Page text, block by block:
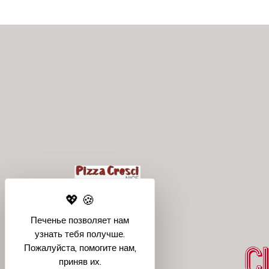
Печенье позволяет нам
узнать тебя получше.
Пожалуйста, помогите нам,
приняв их.